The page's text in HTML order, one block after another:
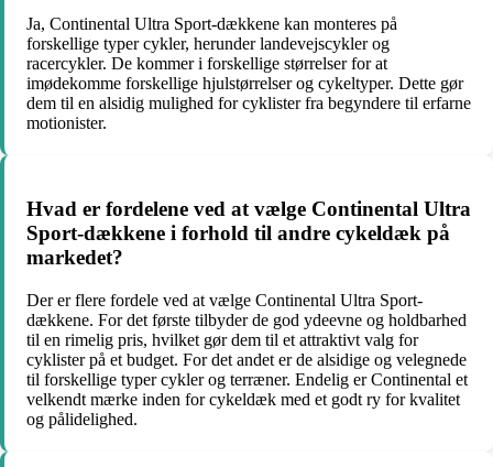
Ja, Continental Ultra Sport-dækkene kan monteres på
forskellige typer cykler, herunder landevejscykler og
racercykler. De kommer i forskellige størrelser for at
imødekomme forskellige hjulstørrelser og cykeltyper. Dette gør
dem til en alsidig mulighed for cyklister fra begyndere til erfarne
motionister.
Hvad er fordelene ved at vælge Continental Ultra
Sport-dækkene i forhold til andre cykeldæk på
markedet?
Der er flere fordele ved at vælge Continental Ultra Sport-
dækkene. For det første tilbyder de god ydeevne og holdbarhed
til en rimelig pris, hvilket gør dem til et attraktivt valg for
cyklister på et budget. For det andet er de alsidige og velegnede
til forskellige typer cykler og terræner. Endelig er Continental et
velkendt mærke inden for cykeldæk med et godt ry for kvalitet
og pålidelighed.